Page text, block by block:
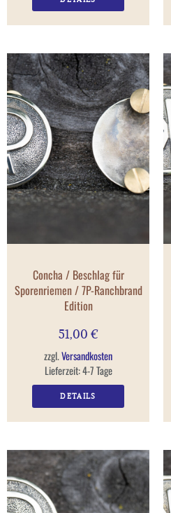
Concha / Beschlag für
Sporenriemen / 7P-Ranchbrand
Edition
51,00 €
zzgl.Versandkosten
Lieferzeit:4-7 Tage
DETAILS